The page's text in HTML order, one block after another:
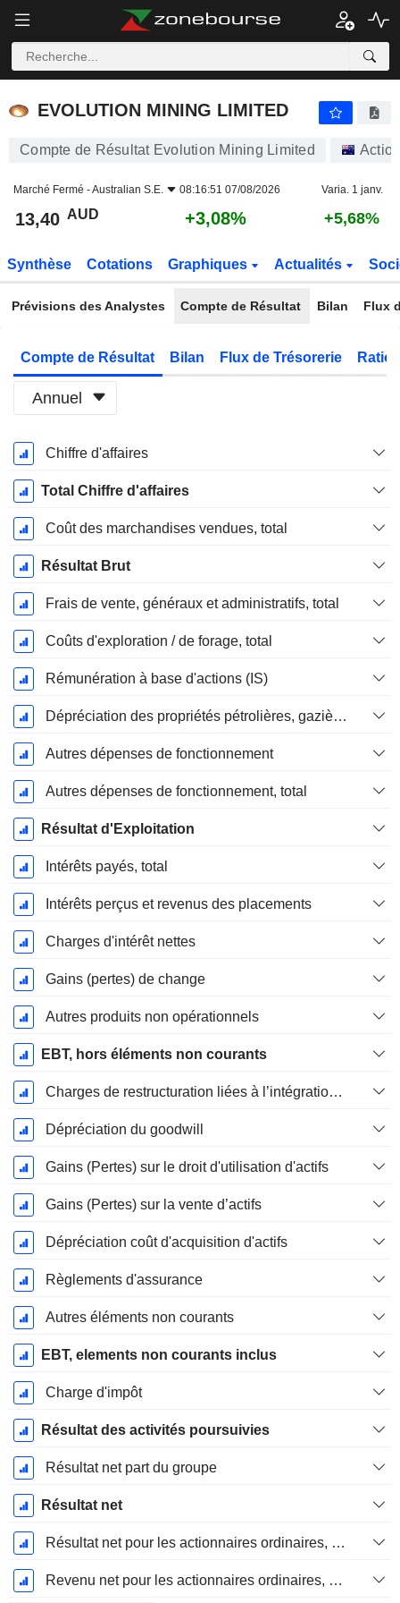
EVOLUTION MINING LIMITED
EVOLUTION MINING LIMITED
Compte de Résultat Evolution Mining Limited
Marché Fermé -Australian S.E. 08:16:51 07/08/2026 Varia. 1 janv.
13,40 AUD +3,08% +5,68%
Synthèse Cotations Graphiques Actualités
Prévisions des Analystes Compte de Résultat Bilan Flux
Compte de Résultat Bilan Flux de Trésorerie
Annuel
Période
Fiscale:
Juin
Chiffre d'affaires
Total Chiffre d'affaires
Coût des marchandises vendues, total
Résultat Brut
Frais de vente, généraux et administratifs, total
Coûts d'exploration / de forage, total
Rémunération à base d'actions (IS)
Dépréciation des propriétés pétrolières, gazières et minérales - (IS)
Autres dépenses de fonctionnement
Autres dépenses de fonctionnement, total
Résultat d'Exploitation
Intérêts payés, total
Intérêts perçus et revenus des placements
Charges d'intérêt nettes
Gains (pertes) de change
Autres produits non opérationnels
EBT, hors éléments non courants
Charges de restructuration liées à l’intégration d’une nouvelle activité (Fusions, Acquisitions)
Dépréciation du goodwill
Gains (Pertes) sur le droit d'utilisation d'actifs
Gains (Pertes) sur la vente d’actifs
Dépréciation coût d'acquisition d'actifs
Règlements d'assurance
Autres éléments non courants
EBT, elements non courants inclus
Charge d'impôt
Résultat des activités poursuivies
Résultat net part du groupe
Résultat net
Résultat net pour les actionnaires ordinaires, éléments exceptionnels inclus.
Revenu net pour les actionnaires ordinaires, hors éléments exceptionnelsRésultat net pour les actionnaires ordinaires, éléments exceptionnels exclus.